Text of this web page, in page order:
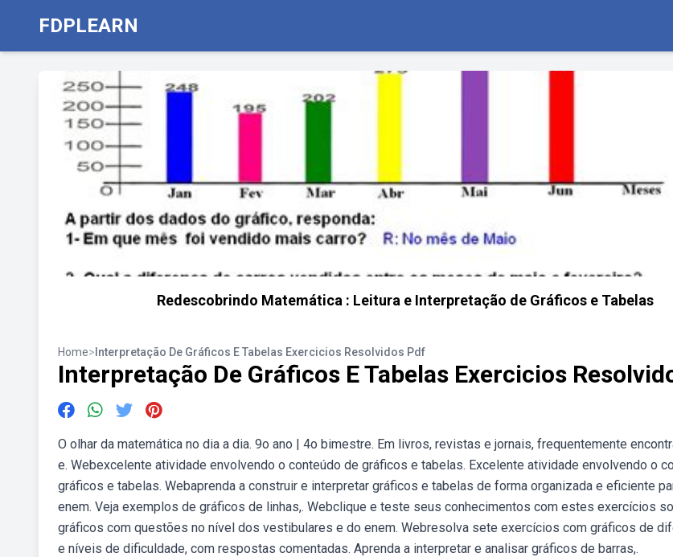
FDPLEARN
Redescobrindo Matemática : Leitura e Interpretação de Gráficos e Tabelas
Home> Interpretação De Gráficos E Tabelas Exercicios Resolvidos Pdf
Interpretação De Gráficos E Tabelas Exercicios
O olhar da matemática no dia a dia. 9o ano | 4o bimestre. Em livros, revistas e jornais, frequentemente
e. Webexcelente atividade envolvendo o conteúdo de gráficos e tabelas. Excelente atividade envolvendo o
gráficos e tabelas. Webaprenda a construir e interpretar gráficos e tabelas de forma organizada e eficiente
enem. Veja exemplos de gráficos de linhas,. Webclique e teste seus conhecimentos com estes exercícios
gráficos com questões no nível dos vestibulares e do enem. Webresolva sete exercícios com gráficos de
e níveis de dificuldade, com respostas comentadas. Aprenda a interpretar e analisar gráficos de barras,.